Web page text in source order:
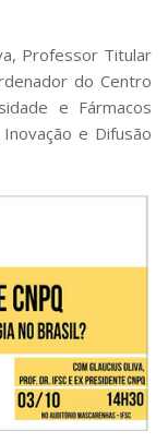
Professor Titular
do Centro
e Fármacos
e Difusão